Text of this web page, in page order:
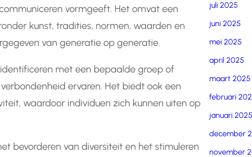
vormgeeft. Het omvat een
kunst, tradities, normen, waarden en
van generatie op generatie.
met een bepaalde groep of
ervaren. Het biedt ook een
waardoor individuen zich kunnen uiten op
bevorderen van diversiteit en het stimuleren
juli 2025
juni 2025
mei 2025
april 2025
maart 2025
februari
januari 2025
december
november